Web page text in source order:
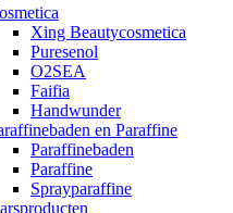
Xing Beautycosmetica
Puresenol
O2SEA
Faifia
Handwunder
en Paraffine
Paraffinebaden
Paraffine
Sprayparaffine